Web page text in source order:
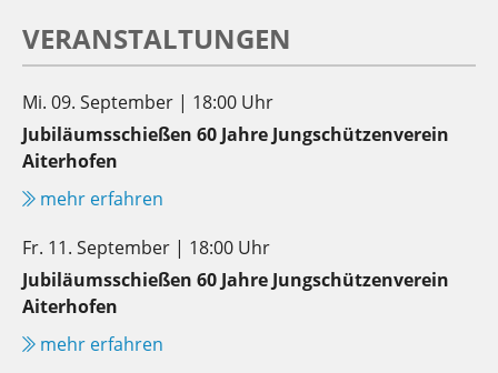
VERANSTALTUNGEN
Mi. 09. September | 18:00 Uhr
Jubiläumsschießen 60 Jahre Jungschützenverein
Aiterhofen
mehr erfahren
Fr. 11. September | 18:00 Uhr
Jubiläumsschießen 60 Jahre Jungschützenverein
Aiterhofen
mehr erfahren